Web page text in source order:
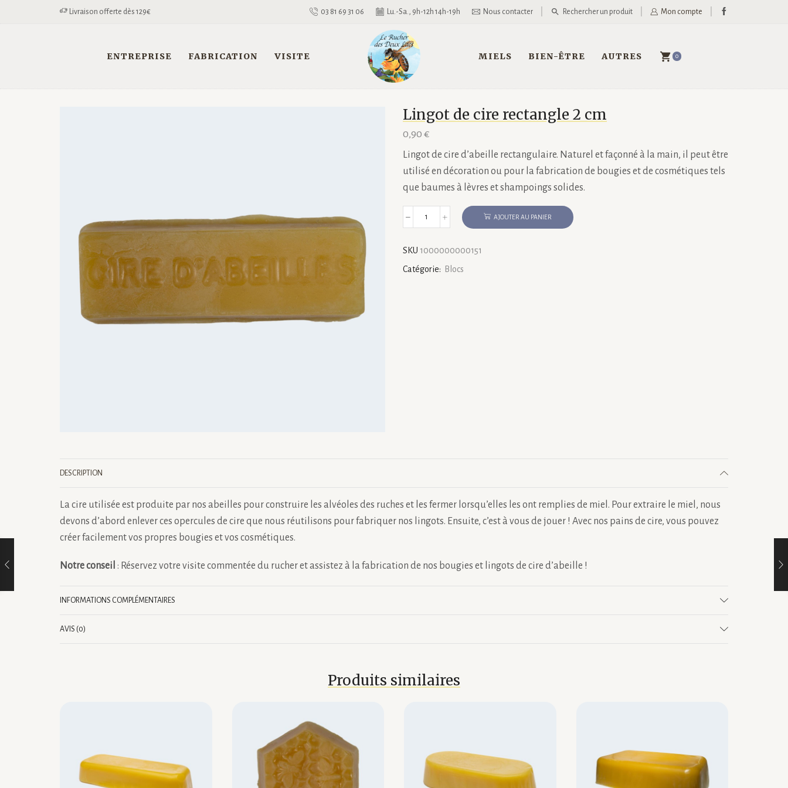
Livraison offerte dès 129€ 03 81 69 31 06 Lu.-Sa., 9h-12h 14h-19h Nous contacter Rechercher un produit Mon compte
ENTREPRISE FABRICATION VISITE MIELS BIEN-ÊTRE AUTRES 0
Lingot de cire rectangle 2 cm
0,90 €
Lingot de cire d’abeille rectangulaire. Naturel et façonné à la main, il peut être
utilisé en décoration ou pour la fabrication de bougies et de cosmétiques tels
que baumes à lèvres et shampoings solides.
quantité
cire
AJOUTER AU PANIER
SKU 1000000000151
Catégorie:
Blocs
DESCRIPTION
La cire utilisée est produite par nos abeilles pour construire les alvéoles des ruches et les fermer lorsqu’elles les ont remplies de miel. Pour extraire le miel, nous
devons d’abord enlever ces opercules de cire que nous réutilisons pour fabriquer nos lingots. Ensuite, c’est à vous de jouer ! Avec nos pains de cire, vous pouvez
créer facilement vos propres bougies et vos cosmétiques.
Notre conseil : Réservez votre visite commentée du rucher et assistez à la fabrication de nos bougies et lingots de cire d’abeille !
INFORMATIONS COMPLÉMENTAIRES
AVIS (0)
Produits similaires